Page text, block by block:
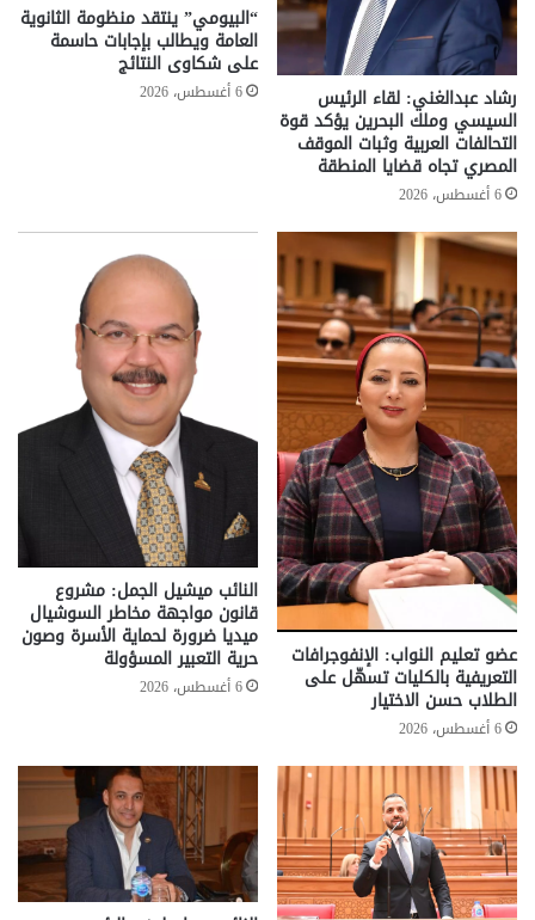
رشاد عبدالغني: لقاء الرئيس
السيسي وملك البحرين يؤكد قوة
التحالفات العربية وثبات الموقف
المصري تجاه قضايا المنطقة
6 أغسطس، 2026
“البيومي” ينتقد منظومة الثانوية
العامة ويطالب بإجابات حاسمة
على شكاوى النتائج
6 أغسطس، 2026
عضو تعليم النواب: الإنفوجرافات
التعريفية بالكليات تسهّل على
الطلاب حسن الاختيار
6 أغسطس، 2026
النائب ميشيل الجمل: مشروع
قانون مواجهة مخاطر السوشيال
ميديا ضرورة لحماية الأسرة وصون
حرية التعبير المسؤولة
6 أغسطس، 2026